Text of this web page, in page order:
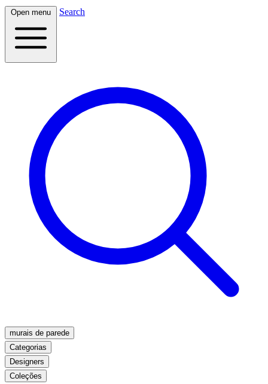
Open menu Search
murais de parede
Categorias
Designers
Coleções